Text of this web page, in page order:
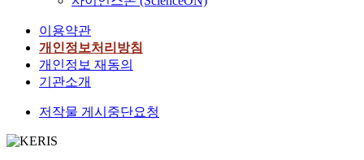
이용약관
개인정보처리방침
개인정보 재동의
기관소개
저작물 게시중단요청